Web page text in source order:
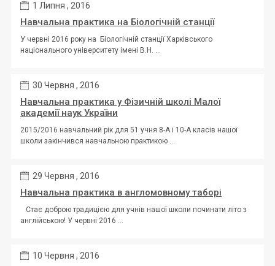
1 Липня , 2016
Навчальна практика на Біологічній станції
У червні 2016 року на Біологічній станції Харківського
національного університету імені В.Н. ...
30 Червня , 2016
Навчальна практика у Фізичній школі Малої
академії наук України
2015/2016 навчальний рік для 51 учня 8-А і 10-А класів нашої
школи закінчився навчальною практикою ...
29 Червня , 2016
Навчальна практика в англомовному таборі
Стає доброю традицією для учнів нашої школи починати літо з
англійською! У червні 2016 ...
10 Червня , 2016